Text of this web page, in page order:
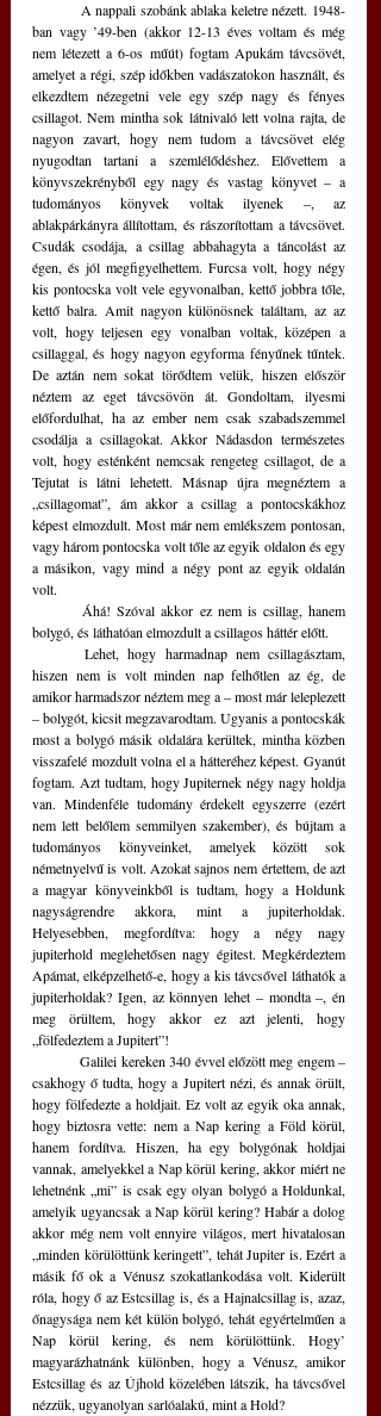
ban vagy ’49-ben (akkor 12-13 éves voltam és még
nem létezett a 6-os műút) fogtam Apukám távcsövét,
amelyet a régi, szép időkben vadászatokon használt, és
elkezdtem nézegetni vele egy szép nagy és fényes
csillagot. Nem mintha sok látnivaló lett volna rajta, de
nagyon zavart, hogy nem tudom a távcsövet elég
nyugodtan tartani a szemlélődéshez. Elővettem a
könyvszekrényből egy nagy és vastag könyvet – a
tudományos könyvek voltak ilyenek –, az
ablakpárkányra állítottam, és rászorítottam a távcsövet.
Csudák csodája, a csillag abbahagyta a táncolást az
égen, és jól megfigyelhettem. Furcsa volt, hogy négy
kis pontocska volt vele egyvonalban, kettő jobbra tőle,
kettő balra. Amit nagyon különösnek találtam, az az
volt, hogy teljesen egy vonalban voltak, középen a
csillaggal, és hogy nagyon egyforma fényűnek tűntek.
De aztán nem sokat törődtem velük, hiszen először
néztem az eget távcsövön át. Gondoltam, ilyesmi
előfordulhat, ha az ember nem csak szabadszemmel
csodálja a csillagokat. Akkor Nádasdon természetes
volt, hogy esténként nemcsak rengeteg csillagot, de a
Tejutat is látni lehetett. Másnap újra megnéztem a
„csillagomat”, ám akkor a csillag a pontocskákhoz
képest elmozdult. Most már nem emlékszem pontosan,
vagy három pontocska volt tőle az egyik oldalon és egy
a másikon, vagy mind a négy pont az egyik oldalán
volt.
bolygó, és láthatóan elmozdult a csillagos háttér előtt.
	Lehet, hogy harmadnap nem csillagásztam,
hiszen nem is volt minden nap felhőtlen az ég, de
amikor harmadszor néztem meg a – most már leleplezett
– bolygót, kicsit megzavarodtam. Ugyanis a pontocskák
most a bolygó másik oldalára kerültek, mintha közben
visszafelé mozdult volna el a hátteréhez képest. Gyanút
fogtam. Azt tudtam, hogy Jupiternek négy nagy holdja
van. Mindenféle tudomány érdekelt egyszerre (ezért
nem lett belőlem semmilyen szakember), és bújtam a
tudományos könyveinket, amelyek között sok
németnyelvű is volt. Azokat sajnos nem értettem, de azt
a magyar könyveinkből is tudtam, hogy a Holdunk
nagyságrendre akkora, mint a jupiterholdak.
Helyesebben, megfordítva: hogy a négy nagy
jupiterhold meglehetősen nagy égitest. Megkérdeztem
Apámat, elképzelhető-e, hogy a kis távcsővel láthatók a
jupiterholdak? Igen, az könnyen lehet – mondta –, én
meg örültem, hogy akkor ez azt jelenti, hogy
„fölfedeztem a Jupitert”!
	Galilei kereken 340 évvel előzött meg engem –
csakhogy ő tudta, hogy a Jupitert nézi, és annak örült,
hogy fölfedezte a holdjait. Ez volt az egyik oka annak,
hogy biztosra vette: nem a Nap kering a Föld körül,
hanem fordítva. Hiszen, ha egy bolygónak holdjai
vannak, amelyekkel a Nap körül kering, akkor miért ne
lehetnénk „mi” is csak egy olyan bolygó a Holdunkal,
amelyik ugyancsak a Nap körül kering? Habár a dolog
akkor még nem volt ennyire világos, mert hivatalosan
„minden körülöttünk keringett”, tehát Jupiter is. Ezért a
másik fő ok a Vénusz szokatlankodása volt. Kiderült
róla, hogy ő az Estcsillag is, és a Hajnalcsillag is, azaz,
őnagysága nem két külön bolygó, tehát egyértelműen a
Nap körül kering, és nem körülöttünk. Hogy’
magyarázhatnánk különben, hogy a Vénusz, amikor
Estcsillag és az Újhold közelében látszik, ha távcsővel
nézzük, ugyanolyan sarlóalakú, mint a Hold?